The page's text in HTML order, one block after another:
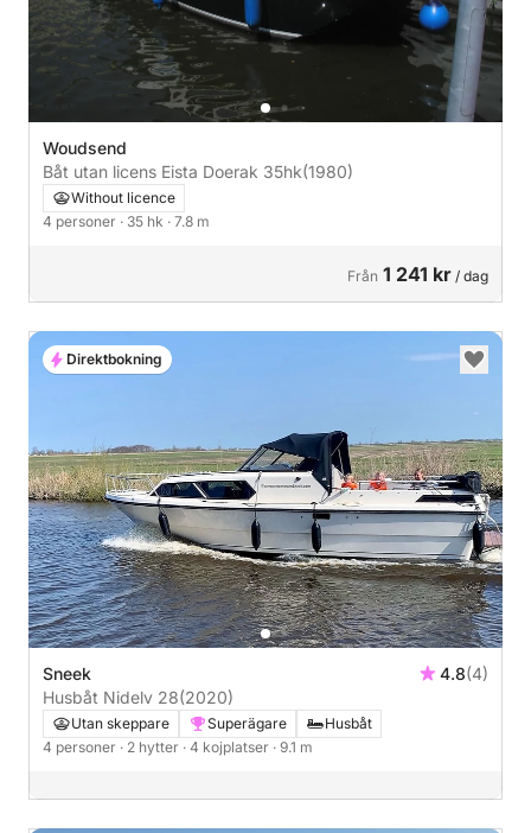
Woudsend
Båt utan licens Eista Doerak 35hk(1980)
Without licence
4 personer · 35 hk · 7.8 m
Från 1 241 kr / dag
Sneek 4.8(4)
Husbåt Nidelv 28(2020)
Utan skeppare Superägare
Husbåt
4 personer · 2 hytter · 4 kojplatser · 9.1 m
Direktbokning